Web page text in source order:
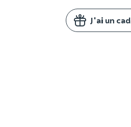
J'ai un